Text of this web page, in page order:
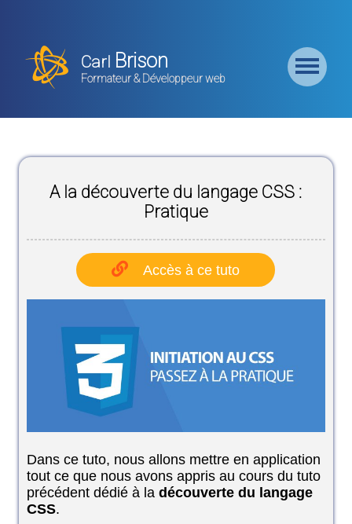
Carl Brison
Formateur & Développeur web
Formation
Backend
Formation
Frontend
Formation
Logiciel
A la découverte du langage CSS :
Pratique
Accès à ce tuto
Dans ce tuto, nous allons mettre en application
tout ce que nous avons appris au cours du tuto
précédent dédié à la découverte du langage
CSS.